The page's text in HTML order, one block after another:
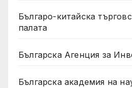
Българо-китайска
палата
Българска Агенция за
Българска академия на